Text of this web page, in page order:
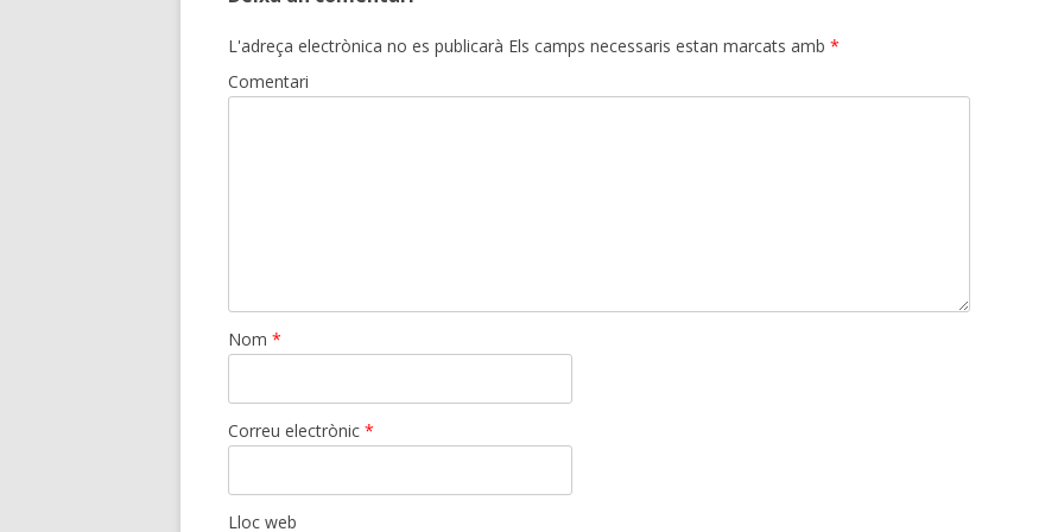
L'adreça electrònica no es publicarà Els camps necessaris estan marcats amb *
Comentari
Nom *
Correu electrònic *
Lloc web